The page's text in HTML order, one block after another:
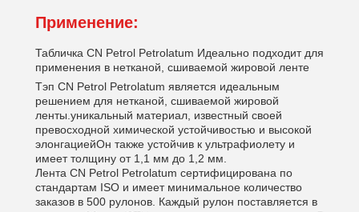
Применение:
Табличка CN Petrol Petrolatum Идеально подходит для
применения в нетканой, сшиваемой жировой ленте
Тэп CN Petrol Petrolatum является идеальным
решением для нетканой, сшиваемой жировой
ленты.уникальный материал, известный своей
превосходной химической устойчивостью и высокой
элонгациейОн также устойчив к ультрафиолету и
имеет толщину от 1,1 мм до 1,2 мм.
Лента CN Petrol Petrolatum сертифицирована по
стандартам ISO и имеет минимальное количество
заказов в 500 рулонов. Каждый рулон поставляется в